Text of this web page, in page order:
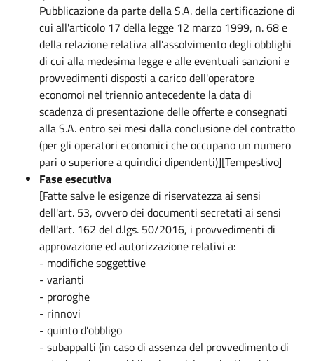
Pubblicazione da parte della S.A. della certificazione di
cui all'articolo 17 della legge 12 marzo 1999, n. 68 e
della relazione relativa all'assolvimento degli obblighi
di cui alla medesima legge e alle eventuali sanzioni e
provvedimenti disposti a carico dell'operatore
economoi nel triennio antecedente la data di
scadenza di presentazione delle offerte e consegnati
alla S.A. entro sei mesi dalla conclusione del contratto
(per gli operatori economici che occupano un numero
pari o superiore a quindici dipendenti)][Tempestivo]
Fase esecutiva
[Fatte salve le esigenze di riservatezza ai sensi
dell'art. 53, ovvero dei documenti secretati ai sensi
dell'art. 162 del d.lgs. 50/2016, i provvedimenti di
approvazione ed autorizzazione relativi a:
- modifiche soggettive
- varianti
- proroghe
- rinnovi
- quinto d’obbligo
- subappalti (in caso di assenza del provvedimento di